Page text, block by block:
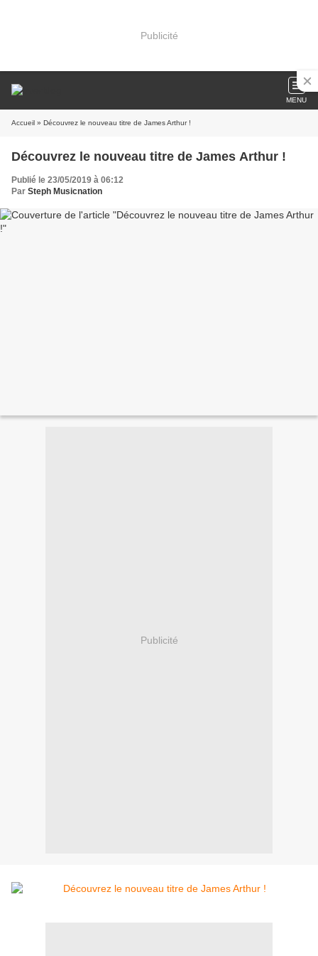
Publicité
MENU
Accueil » Découvrez le nouveau titre de James Arthur !
Découvrez le nouveau titre de James Arthur !
Publié le 23/05/2019 à 06:12
Par Steph Musicnation
Publicité